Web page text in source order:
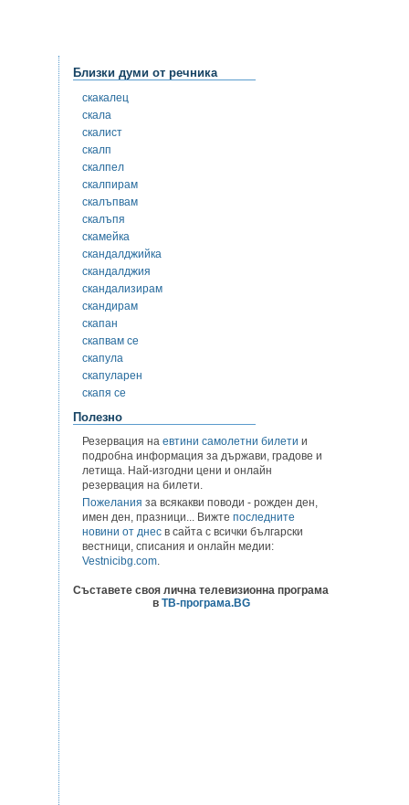
Близки думи от речника
скакалец
скала
скалист
скалп
скалпел
скалпирам
скалъпвам
скалъпя
скамейка
скандалджийка
скандалджия
скандализирам
скандирам
скапан
скапвам се
скапула
скапуларен
скапя се
Полезно
Резервация на евтини самолетни билети и
подробна информация за държави, градове и
летища. Най-изгодни цени и онлайн
резервация на билети.
Пожелания за всякакви поводи - рожден ден,
имен ден, празници... Вижте последните
новини от днес в сайта с всички български
вестници, списания и онлайн медии:
Vestnicibg.com.
Съставете своя лична телевизионна програма
в ТВ-програма.BG